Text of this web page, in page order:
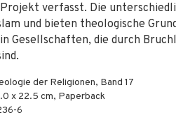
verfasst. Die
und bieten theologische
Gesellschaften, die durch
der Religionen, Band 17
x 22.5 cm, Paperback
6